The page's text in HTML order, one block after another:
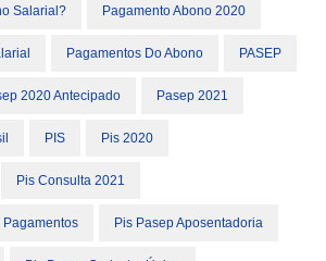
Salarial? Pagamento Abono 2020
Pagamentos Do Abono PASEP
2020 Antecipado Pasep 2021
PIS Pis 2020
Pis Consulta 2021
Pagamentos Pis Pasep Aposentadoria